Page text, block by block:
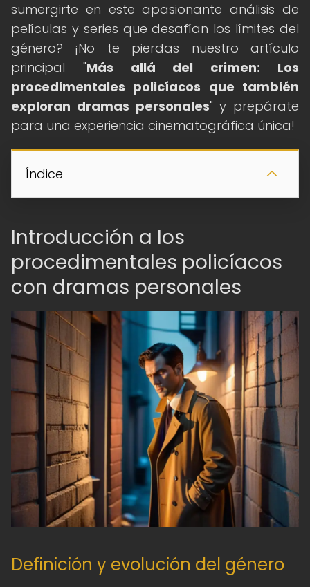
sumergirte en este apasionante análisis de
películas y series que desafían los límites del
género? ¡No te pierdas nuestro artículo
principal "Más allá del crimen: Los
procedimentales policíacos que también
exploran dramas personales" y prepárate
para una experiencia cinematográfica única!
Índice
Introducción a los
procedimentales policíacos
con dramas personales
Definición y evolución del género